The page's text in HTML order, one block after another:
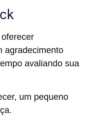
agradecimento
avaliando sua
um pequeno